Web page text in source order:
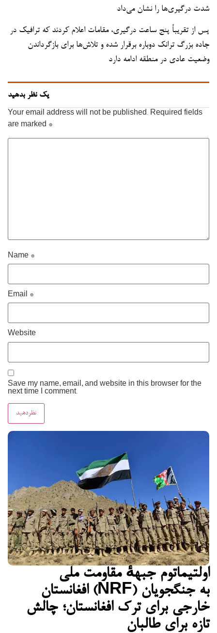
اولتیماتوم جبههٔ مقاومت ملی
افغانستان (NRF) به جنگجویان
خارجی برای ترک افغانستان؛ چالش
تازه برای طالبان
شدت درگیری‌ها را نشان می‌داد
پس از تقریباً پنج ساعت درگیری، مقامات اعلام کردند که ترافیک در
جاده بزرگ ترانک دوباره برقرار شده و تلاش‌ها برای بازگرداندن
وضعیت عادی در منطقه ادامه دارد
یک نظر بدهید
Your email address will not be published. Required fields
are marked *
Name *
Email *
Website
Save my name, email, and website in this browser for the
next time I comment.